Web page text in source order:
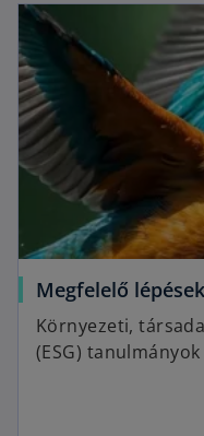
Megfelelő
Környezeti,
(ESG)